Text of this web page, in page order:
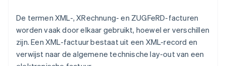
De termen XML-, XRechnung- en ZUGFeRD-facturen
worden vaak door elkaar gebruikt, hoewel er verschillen
zijn. Een XML-factuur bestaat uit een XML-record en
verwijst naar de algemene technische lay-out van een